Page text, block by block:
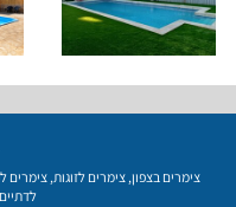
צימרים בצפון, צימרים לזוגות, צימרים